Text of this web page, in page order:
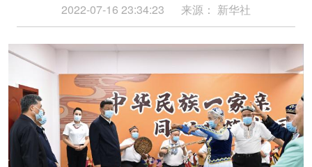
中央文件 金融
食品 人居 信息化 数字经济
学术中国 银龄 溯源中国
城市 旅游 能源 会展
彩票 娱乐 时尚 悦读
公益 一带一路 亚太网 上市公司
2022-07-16 23:34:23 来源： 新华社